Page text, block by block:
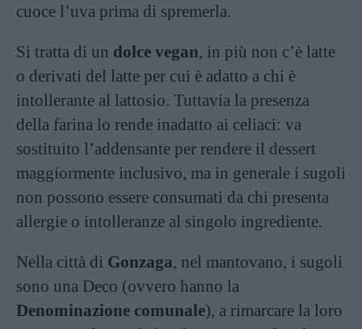
cuoce l’uva prima di spremerla.
Si tratta di un dolce vegan, in più non c’è latte
o derivati del latte per cui è adatto a chi è
intollerante al lattosio. Tuttavia la presenza
della farina lo rende inadatto ai celiaci: va
sostituito l’addensante per rendere il dessert
maggiormente inclusivo, ma in generale i sugoli
non possono essere consumati da chi presenta
allergie o intolleranze al singolo ingrediente.
Nella città di Gonzaga, nel mantovano, i sugoli
sono una Deco (ovvero hanno la
Denominazione comunale), a rimarcare la loro